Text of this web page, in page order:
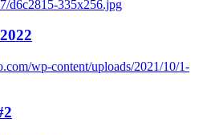
d6c2815-335x256.jpg
wp-content/uploads/2021/10/1-